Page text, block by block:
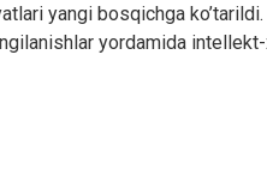
yangi bosqichga
yordamida